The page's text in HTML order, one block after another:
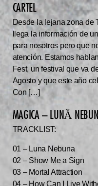
CARTEL
Desde la lejana zona de
llega la información de
para nosotros pero que
atención. Estamos
Fest, un festival que va
Agosto y que este año
Con […]
MAGICA – LUNĂ
TRACKLIST:
01 – Luna Nebuna
02 – Show Me a Sign
03 – Mortal Attraction
04 – How Can I Live